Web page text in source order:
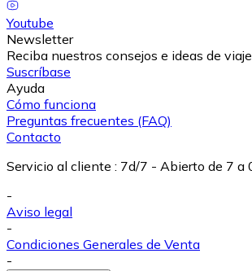
Youtube
Newsletter
Reciba nuestros consejos e ideas de viaje
Suscríbase
Ayuda
Cómo funciona
Preguntas frecuentes (FAQ)
Contacto
Servicio al cliente : 7d/7 - Abierto de 7 a
-
Aviso legal
-
Condiciones Generales de Venta
-